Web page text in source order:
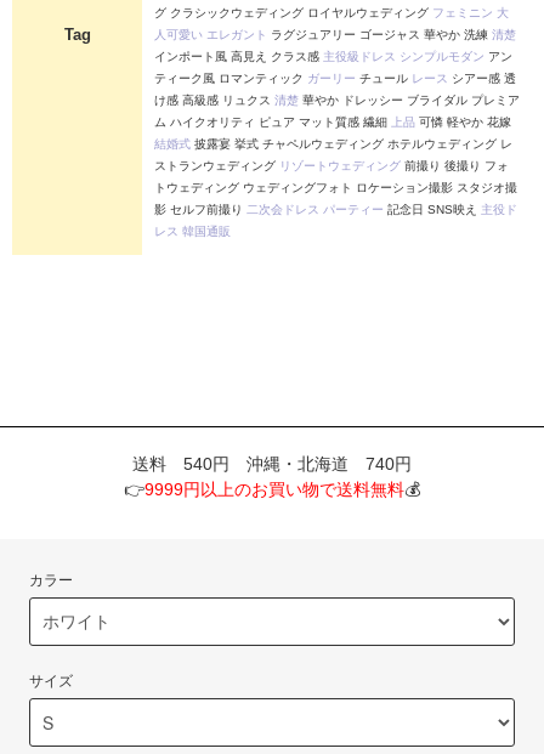
Tag
グ クラシックウェディング ロイヤルウェディング フェミニン 大
人可愛い エレガント ラグジュアリー ゴージャス 華やか 洗練 清楚
インポート風 高見え クラス感 主役級ドレス シンプルモダン アン
ティーク風 ロマンティック ガーリー チュール レース シアー感 透
け感 高級感 リュクス 清楚 華やか ドレッシー ブライダル プレミア
ム ハイクオリティ ピュア マット質感 繊細
上品 可憐 軽やか 花嫁
結婚式 披露宴 挙式 チャペルウェディング ホテルウェディング レ
ストランウェディング リゾートウェディング 前撮り 後撮り フォ
トウェディング ウェディングフォト ロケーション撮影 スタジオ撮
影 セルフ前撮り 二次会ドレス パーティー 記念日 SNS映え 主役ド
レス 韓国通販
送料 540円 沖縄・北海道 740円
👉9999円以上のお買い物で送料無料💰
カラー
サイズ